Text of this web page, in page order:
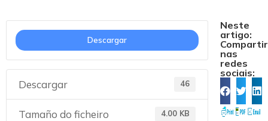
Descargar
Descargar 46
Tamaño do ficheiro 4.00 KB
Neste
artigo:
Compartir
nas
redes
sociais: